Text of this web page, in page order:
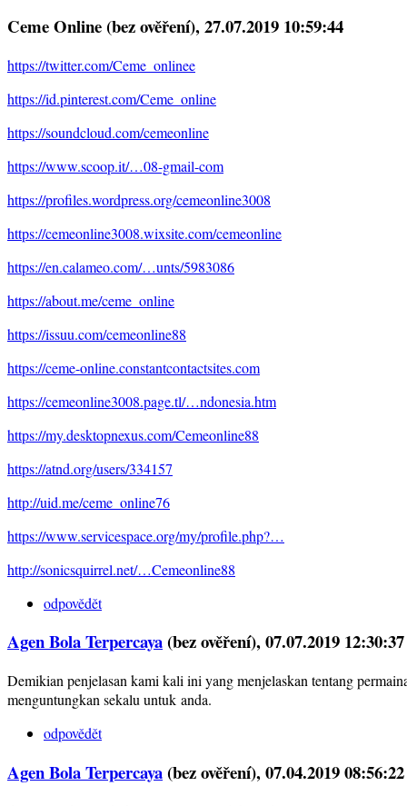
Ceme Online (bez ověření), 27.07.2019 10:59:44
https://twitter.com/Ceme_onlinee
https://id.pinterest.com/Ceme_online
https://soundcloud.com/cemeonline
https://www.scoop.it/…08-gmail-com
https://profiles.wordpress.org/cemeonline3008
https://cemeonline3008.wixsite.com/cemeonline
https://en.calameo.com/…unts/5983086
https://about.me/ceme_online
https://issuu.com/cemeonline88
https://ceme-online.constantcontactsites.com
https://cemeonline3008.page.tl/…ndonesia.htm
https://my.desktopnexus.com/Cemeonline88
https://atnd.org/users/334157
http://uid.me/ceme_online76
https://www.servicespace.org/my/profile.php?…
http://sonicsquirrel.net/…Cemeonline88
odpovědět
Agen Bola Terpercaya (bez ověření), 07.07.2019 12:30:37
Demikian penjelasan kami kali ini yang menjelaskan tentang
menguntungkan sekalu untuk anda.
odpovědět
Agen Bola Terpercaya (bez ověření), 07.04.2019 08:56:22